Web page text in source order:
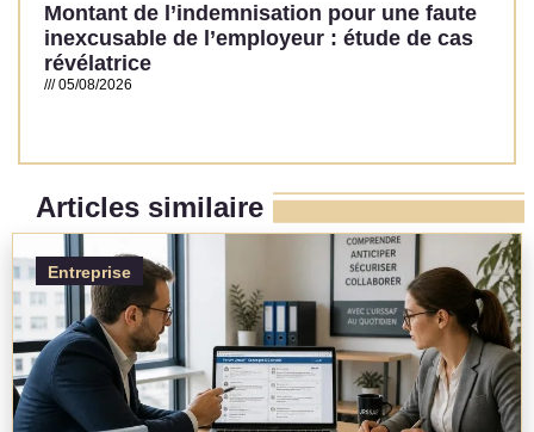
Montant de l’indemnisation pour une faute
inexcusable de l’employeur : étude de cas
révélatrice
05/08/2026
Articles similaire
Entreprise